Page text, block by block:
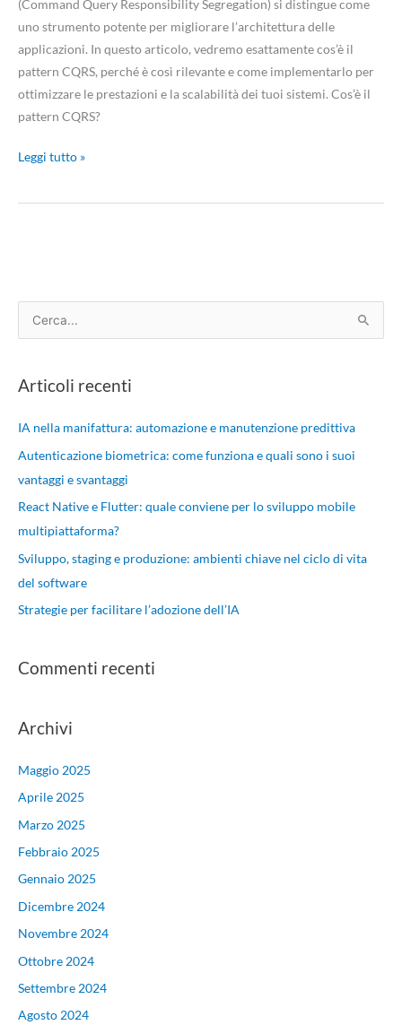
(Command Query Responsibility Segregation) si distingue come
uno strumento potente per migliorare l’architettura delle
applicazioni. In questo articolo, vedremo esattamente cos’è il
pattern CQRS, perché è così rilevante e come implementarlo per
ottimizzare le prestazioni e la scalabilità dei tuoi sistemi. Cos’è il
pattern CQRS?
Leggi tutto »
c
a
Articoli recenti
IA nella manifattura: automazione e manutenzione predittiva
Autenticazione biometrica: come funziona e quali sono i suoi
vantaggi e svantaggi
React Native e Flutter: quale conviene per lo sviluppo mobile
multipiattaforma?
Sviluppo, staging e produzione: ambienti chiave nel ciclo di vita
del software
Strategie per facilitare l’adozione dell’IA
Commenti recenti
Archivi
Maggio 2025
Aprile 2025
Marzo 2025
Febbraio 2025
Gennaio 2025
Dicembre 2024
Novembre 2024
Ottobre 2024
Settembre 2024
Agosto 2024